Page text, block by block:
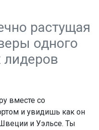
растущая
одного
лидеров
вместе со
и увидишь как он
и Уэльсе. Ты